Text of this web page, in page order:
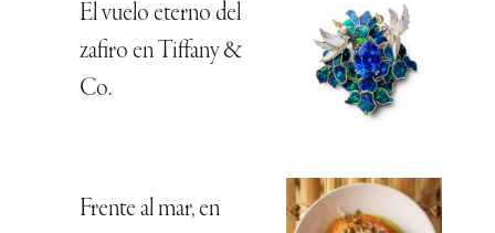
El vuelo eterno del
zafiro en Tiffany &
Co.
Frente al mar, en